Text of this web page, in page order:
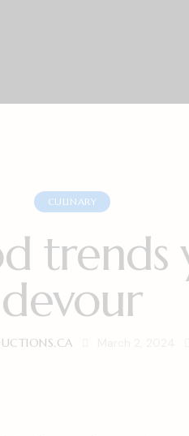
CULINARY
trends
devour